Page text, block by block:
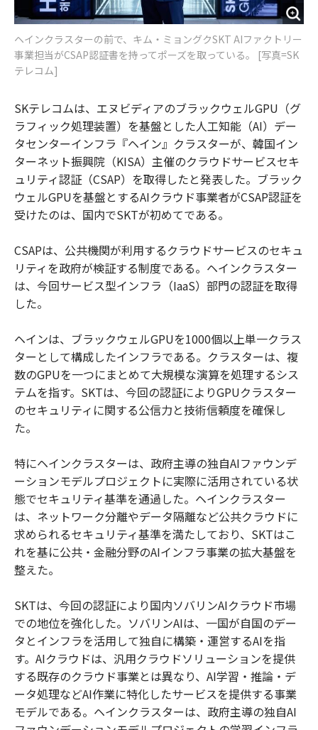
ヘインクラスターの前で、キム・ミョングクSKT AIファクトリー
事業担当がCSAP認証書を持ってポーズを取っている。 [写真=SK
テレコム]
SKテレコムは、エヌビディアのブラックウェルGPU（グ
ラフィック処理装置）を基盤とした人工知能（AI）デー
タセンターインフラ『ヘイン』クラスターが、韓国イン
ターネット振興院（KISA）主催のクラウドサービスセキ
ュリティ認証（CSAP）を取得したと発表した。ブラック
ウェルGPUを基盤とするAIクラウド事業者がCSAP認証を
受けたのは、国内でSKTが初めてである。
CSAPは、公共機関が利用するクラウドサービスのセキュ
リティを政府が検証する制度である。ヘインクラスター
は、今回サービス型インフラ（IaaS）部門の認証を取得
した。
ヘインは、ブラックウェルGPUを1000個以上単一クラス
ターとして構成したインフラである。クラスターは、複
数のGPUを一つにまとめて大規模な演算を処理するシス
テムを指す。SKTは、今回の認証によりGPUクラスター
のセキュリティに関する公信力と技術信頼度を確保し
た。
特にヘインクラスターは、政府主導の独自AIファウンデ
ーションモデルプロジェクトに実際に活用されている状
態でセキュリティ基準を通過した。ヘインクラスター
は、ネットワーク分離やデータ隔離など公共クラウドに
求められるセキュリティ基準を満たしており、SKTはこ
れを基に公共・金融分野のAIインフラ事業の拡大基盤を
整えた。
SKTは、今回の認証により国内ソバリンAIクラウド市場
での地位を強化した。ソバリンAIは、一国が自国のデー
タとインフラを活用して独自に構築・運営するAIを指
す。AIクラウドは、汎用クラウドソリューションを提供
する既存のクラウド事業とは異なり、AI学習・推論・デ
ータ処理などAI作業に特化したサービスを提供する事業
モデルである。ヘインクラスターは、政府主導の独自AI